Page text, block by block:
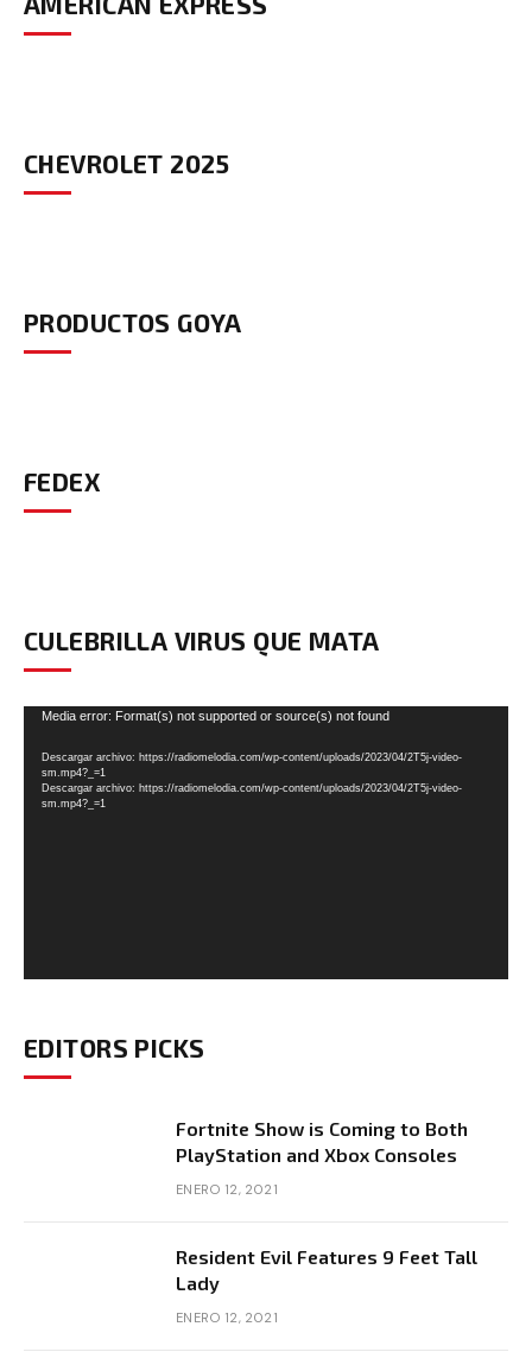
CHEVROLET 2025
PRODUCTOS GOYA
FEDEX
CULEBRILLA VIRUS QUE MATA
Reproductor
vídeo
Media error: Format(s) not supported or source(s) not found
Descargar archivo: https://radiomelodia.com/wp-content/uploads/2023/04/2T5j-video-
sm.mp4?_=1
Descargar archivo: https://radiomelodia.com/wp-content/uploads/2023/04/2T5j-video-
sm.mp4?_=1
EDITORS PICKS
Fortnite Show is Coming to Both
PlayStation and Xbox Consoles
ENERO 12, 2021
Resident Evil Features 9 Feet Tall
Lady
ENERO 12, 2021